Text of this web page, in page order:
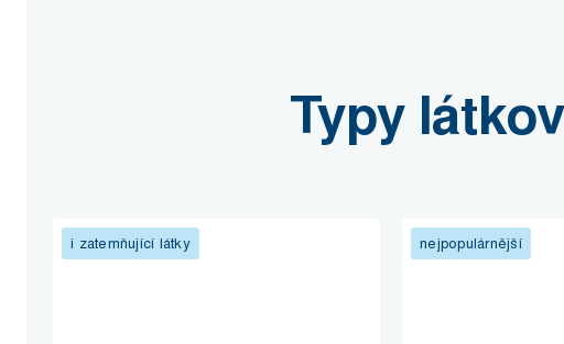
Typy
i zatemňující látky nejpopulárnější